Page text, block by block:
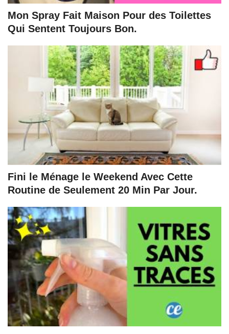
Mon Spray Fait Maison Pour des Toilettes
Qui Sentent Toujours Bon.
Fini le Ménage le Weekend Avec Cette
Routine de Seulement 20 Min Par Jour.